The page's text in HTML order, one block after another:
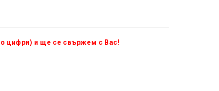
цифри) и ще се свържем с Вас!